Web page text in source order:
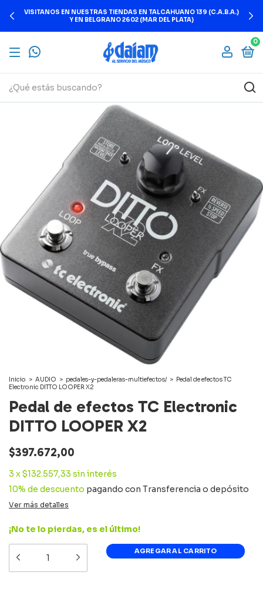
VISITANOS EN NUESTRAS TIENDAS EN TALCAHUANO 139 (C.A.B.A.)
Y EN BELGRANO 2602 (MAR DEL PLATA)
0
Inicio > AUDIO > pedales-y-pedaleras-multiefectos/ > Pedal de efectos TC
Electronic DITTO LOOPER X2
Pedal de efectos TC Electronic
DITTO LOOPER X2
$397.672,00
3 x$132.557,33 sin interés
10% de descuento pagando con Transferencia o depósito
Ver más detalles
¡No te lo pierdas, es el último!